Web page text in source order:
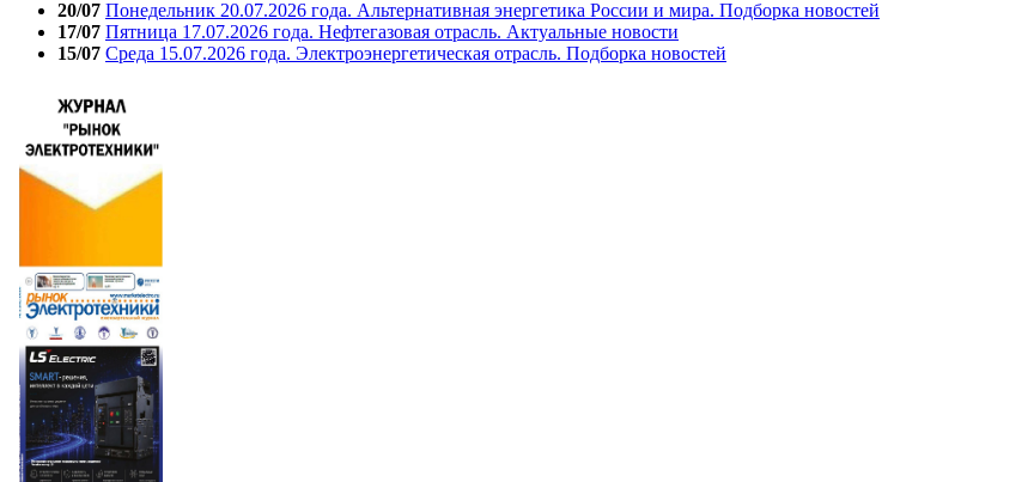
20/07 Понедельник 20.07.2026 года. Альтернативная энергетика России и мира. Подборка новостей
17/07 Пятница 17.07.2026 года. Нефтегазовая отрасль. Актуальные новости
15/07 Среда 15.07.2026 года. Электроэнергетическая отрасль. Подборка новостей